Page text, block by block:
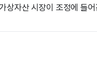
상자산 시장이 조정에 들